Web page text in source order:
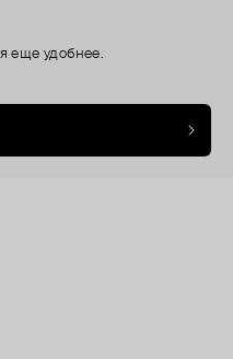
еще удобнее.